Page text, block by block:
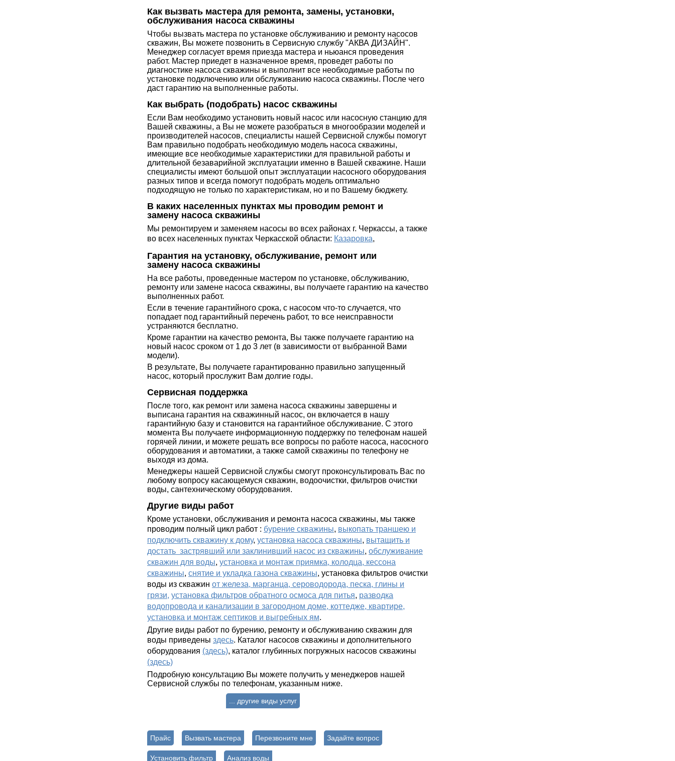
Как вызвать мастера для ремонта, замены, установки,
обслуживания насоса скважины
Чтобы вызвать мастера по установке обслуживанию и ремонту насосов
скважин, Вы можете позвонить в Сервисную службу "АКВА ДИЗАЙН".
Менеджер согласует время приезда мастера и ньюанся проведения
работ. Мастер приедет в назначенное время, проведет работы по
диагностике насоса скважины и выполнит все необходимые работы по
установке подключению или обслуживанию насоса скважины. После чего
даст гарантию на выполненные работы.
Как выбрать (подобрать) насос скважины
Если Вам необходимо установить новый насос или насосную станцию для
Вашей скважины, а Вы не можете разобраться в многообразии моделей и
производителей насосов, специалисты нашей Сервисной службы помогут
Вам правильно подобрать необходимую модель насоса скважины,
имеющие все необходимые характеристики для правильной работы и
длительной безаварийной эксплуатации именно в Вашей скважине. Наши
специалисты имеют большой опыт эксплуатации насосного оборудования
разных типов и всегда помогут подобрать модель оптимально
подходящую не только по характеристикам, но и по Вашему бюджету.
В каких населенных пунктах мы проводим ремонт и
замену насоса скважины
Мы ремонтируем и заменяем насосы во всех районах г. Черкассы, а также
во всех населенных пунктах Черкасской области: Казаровка,
Гарантия на установку, обслуживание, ремонт или
замену насоса скважины
На все работы, проведенные мастером по установке, обслуживанию,
ремонту или замене насоса скважины, вы получаете гарантию на качество
выполненных работ.
Если в течение гарантийного срока, с насосом что-то случается, что
попадает под гарантийный перечень работ, то все неисправности
устраняются бесплатно.
Кроме гарантии на качество ремонта, Вы также получаете гарантию на
новый насос сроком от 1 до 3 лет (в зависимости от выбранной Вами
модели).
В результате, Вы получаете гарантированно правильно запущенный
насос, который прослужит Вам долгие годы.
Сервисная поддержка
После того, как ремонт или замена насоса скважины завершены и
выписана гарантия на скважинный насос, он включается в нашу
гарантийную базу и становится на гарантийное обслуживание. С этого
момента Вы получаете информационную поддержку по телефонам нашей
горячей линии, и можете решать все вопросы по работе насоса, насосного
оборудования и автоматики, а также самой скважины по телефону не
выходя из дома.
Менеджеры нашей Сервисной службы смогут проконсультировать Вас по
любому вопросу касающемуся скважин, водоочистки, фильтров очистки
воды, сантехническому оборудования.
Другие виды работ
Кроме установки, обслуживания и ремонта насоса скважины, мы также
проводим полный цикл работ : бурение скважины, выкопать траншею и
подключить скважину к дому, установка насоса скважины, вытащить и
достать застрявший или заклинивший насос из скважины, обслуживание
скважин для воды, установка и монтаж приямка, колодца, кессона
скважины, снятие и укладка газона скважины, установка фильтров очистки
воды из скважин от железа, марганца, сероводорода, песка, глины и
грязи, установка фильтров обратного осмоса для питья, разводка
водопровода и канализации в загородном доме, коттедже, квартире,
установка и монтаж септиков и выгребных ям.
Другие виды работ по бурению, ремонту и обслуживанию скважин для
воды приведены здесь. Каталог насосов скважины и дополнительного
оборудования (здесь), каталог глубинных погружных насосов скважины
(здесь)
Подробную консультацию Вы можете получить у менеджеров нашей
Сервисной службы по телефонам, указанным ниже.
... другие виды услуг
Прайс Вызвать мастера Перезвоните мне Задайте вопрос
Установить фильтр Анализ воды